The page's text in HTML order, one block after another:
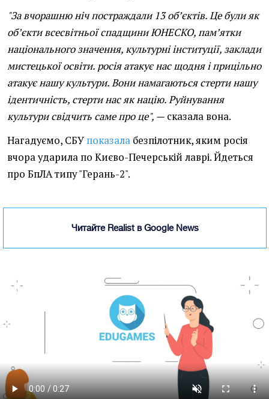
"За вчорашню ніч постраждали 13 об’єктів. Це були як
об’єкти всесвітньої спадщини ЮНЕСКО, пам’ятки
національного значення, культурні інституції, заклади
мистецької освіти. росія атакує нас щодня і прицільно
атакує нашу культури. Вони намагаються стерти нашу
ідентичність, стерти нас як націю. Руйнування
культури свідчить саме про це", — сказала вона.
Нагадуємо, СБУ показала безпілотник, яким росія
вчора ударила по Києво-Печерській лаврі. Йдеться
про БпЛА типу "Герань-2".
Читайте Realist в Google News